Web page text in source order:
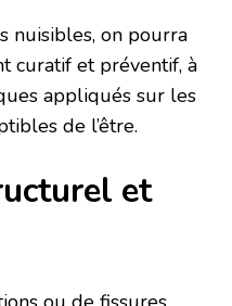
nuisibles, on pourra
curatif et préventif, à
appliqués sur les
de l’être.
et